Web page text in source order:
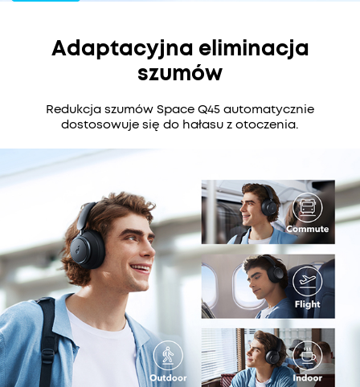
wysokiej rozdzielczości.
redukcją szumów Space Q45 łączą
wyrafinowane wzornictwo, ergonomiczną
konstrukcję i detale poprawiające komfort
Adaptacyjna eliminacja
szumów
Redukcja szumów Space Q45 automatycznie
dostosowuje się do hałasu z otoczenia.